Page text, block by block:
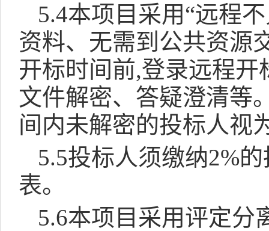
5.4本项目采用“远程
资料、无需到公共资源
开标时间前,登录远程开
文件解密、答疑澄清等
间内未解密的投标人视
5.5投标人须缴纳2%
表。
5.6本项目采用评定分